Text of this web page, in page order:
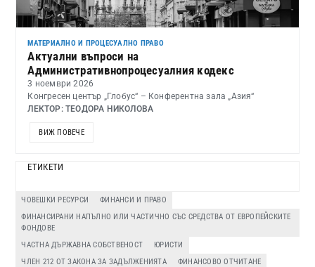
МАТЕРИАЛНО И ПРОЦЕСУАЛНО ПРАВО
Актуални въпроси на
Административнопроцесуалния кодекс
3 ноември 2026
Конгресен център „Глобус“ – Конферентна зала „Азия“
ЛЕКТОР: ТЕОДОРА НИКОЛОВА
ВИЖ ПОВЕЧЕ
ЕТИКЕТИ
ЧОВЕШКИ РЕСУРСИ
ФИНАНСИ И ПРАВО
ФИНАНСИРАНИ НАПЪЛНО ИЛИ ЧАСТИЧНО СЪС СРЕДСТВА ОТ ЕВРОПЕЙСКИТЕ
ФОНДОВЕ
ЧАСТНА ДЪРЖАВНА СОБСТВЕНОСТ
ЮРИСТИ
ЧЛЕН 212 ОТ ЗАКОНА ЗА ЗАДЪЛЖЕНИЯТА
ФИНАНСОВО ОТЧИТАНЕ